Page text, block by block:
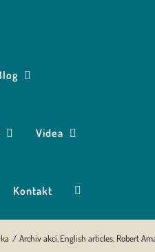
Videa
Kontakt
Archiv akcí English articles Robert